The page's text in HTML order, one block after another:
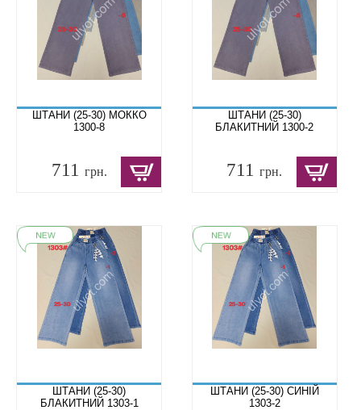
ШТАНИ (25-30) МОККО
1300-8
711 грн.
ШТАНИ (25-30)
БЛАКИТНИЙ 1300-2
711грн.
ШТАНИ (25-30)
БЛАКИТНИЙ 1303-1
ШТАНИ (25-30) СИНІЙ
1303-2